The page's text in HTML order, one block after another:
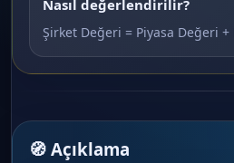
Nasıl değerlendirilir?
Şirket Değeri = Piyasa Değeri +
🧭 Açıklama